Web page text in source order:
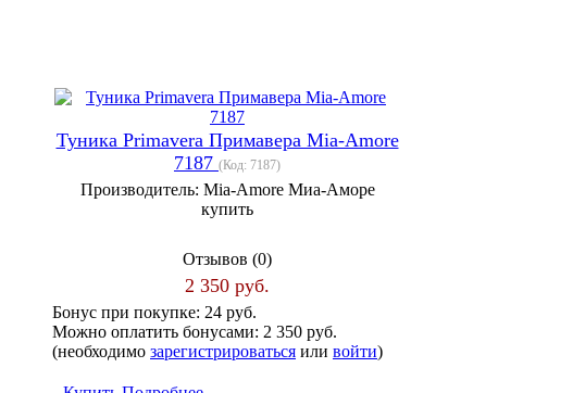
Туника Primavera Примавера Mia-Amore
7187 (Код: 7187)
Производитель: Mia-Amore Миа-Аморе
купить
Отзывов (0)
2 350 руб.
Бонус при покупке: 24 руб.
Можно оплатить бонусами: 2 350 руб.
(необходимо зарегистрироваться или войти)